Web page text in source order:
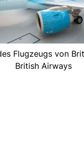
Flugzeugs von
British Airways